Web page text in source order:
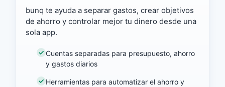
bunq te ayuda a separar gastos, crear objetivos
de ahorro y controlar mejor tu dinero desde una
sola app.
Cuentas separadas para presupuesto, ahorro
y gastos diarios
Herramientas para automatizar el ahorro y